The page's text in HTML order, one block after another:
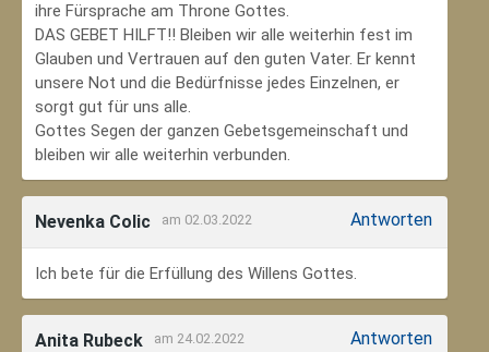
ihre Fürsprache am Throne Gottes.
DAS GEBET HILFT!! Bleiben wir alle weiterhin fest im
Glauben und Vertrauen auf den guten Vater. Er kennt
unsere Not und die Bedürfnisse jedes Einzelnen, er
sorgt gut für uns alle.
Gottes Segen der ganzen Gebetsgemeinschaft und
bleiben wir alle weiterhin verbunden.
Nevenka Colic am 02.03.2022 Antworten
Ich bete für die Erfüllung des Willens Gottes.
Anita Rubeck am 24.02.2022 Antworten